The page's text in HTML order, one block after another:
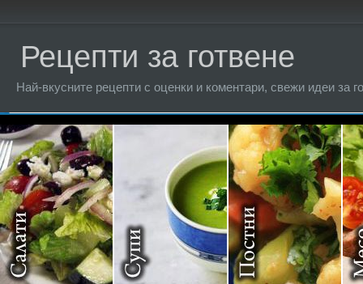
Рецепти за готвене
Най-вкусните рецепти с оценки и коментари, свежи идеи за